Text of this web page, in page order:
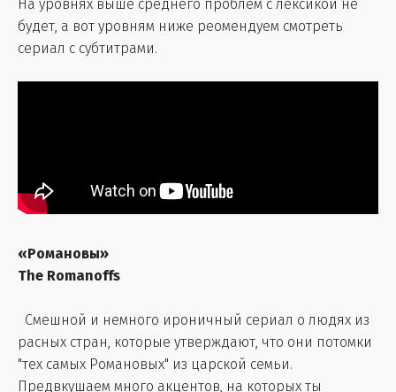
На уровнях выше среднего проблем с лексикой не
будет, а вот уровням ниже реомендуем смотреть
сериал с субтитрами.
«Романовы»
The Romanoffs
Смешной и немного ироничный сериал о людях из
расных стран, которые утверждают, что они потомки
"тех самых Романовых" из царской семьи.
Предвкушаем много акцентов, на которых ты